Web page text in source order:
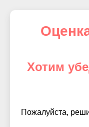
Хотим
Пожалуйста,